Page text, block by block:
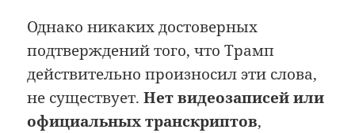
Однако никаких достоверных
подтверждений того, что Трамп
действительно произносил эти слова,
не существует.Нет видеозаписей или
официальных транскриптов,